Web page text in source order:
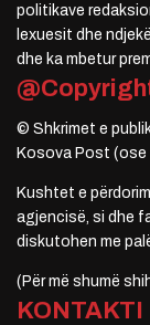
politikave
lexuesit dhe
dhe ka mbetur
© Shkrimet e
Kosova Post (ose
Kushtet e
agjencisë, si dhe
diskutohen me
(Për më shumë
KONTAKTI